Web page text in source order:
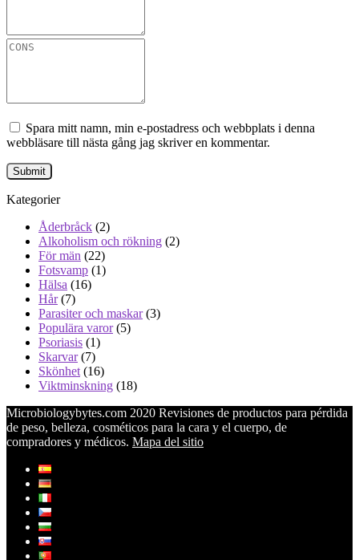
Spara mitt namn, min e-postadress och webbplats i denna
webbläsare till nästa gång jag skriver en kommentar.
Kategorier
Åderbråck (2)
Alkoholism och rökning (2)
För män (22)
Fotsvamp (1)
Hälsa (16)
Hår(7)
Parasiter och maskar(3)
Populära varor(5)
Psoriasis (1)
Skarvar(7)
Skönhet (16)
Viktminskning (18)
Microbiologybytes.com 2020 Revisiones de productos para pérdida
de peso, belleza, cosméticos para la cara y el cuerpo, de
compradores y médicos. Mapa del sitio